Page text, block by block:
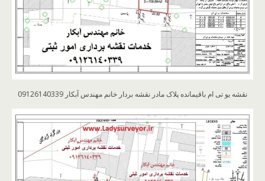
نقشه یو تی ام باقیمانده پلاک مادر نقشه بردار خانم مهندس آبکار 09126140339